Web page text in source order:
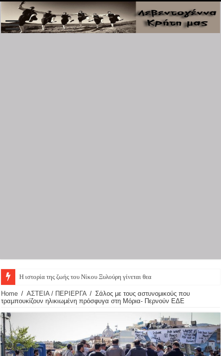
Η ιστορία της ζωής του Νίκου Ξυλούρη γίνεται θεατρικ
Home / ΑΣΤΕΙΑ / ΠΕΡΙΕΡΓΑ / Σάλος με τους αστυνομικούς που
τραμπουκίζουν ηλικιωμένη πρόσφυγα στη Μόρια- Περνούν ΕΔΕ